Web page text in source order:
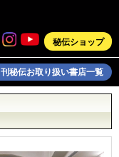
秘伝ショップ
秘伝お取り扱い書店一覧